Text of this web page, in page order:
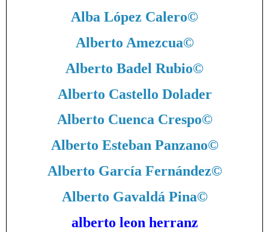
Alba López Calero©
Alberto Amezcua©
Alberto Badel Rubio©
Alberto Castello Dolader
Alberto Cuenca Crespo©
Alberto Esteban Panzano©
Alberto García Fernández©
Alberto Gavaldá Pina©
alberto leon herranz